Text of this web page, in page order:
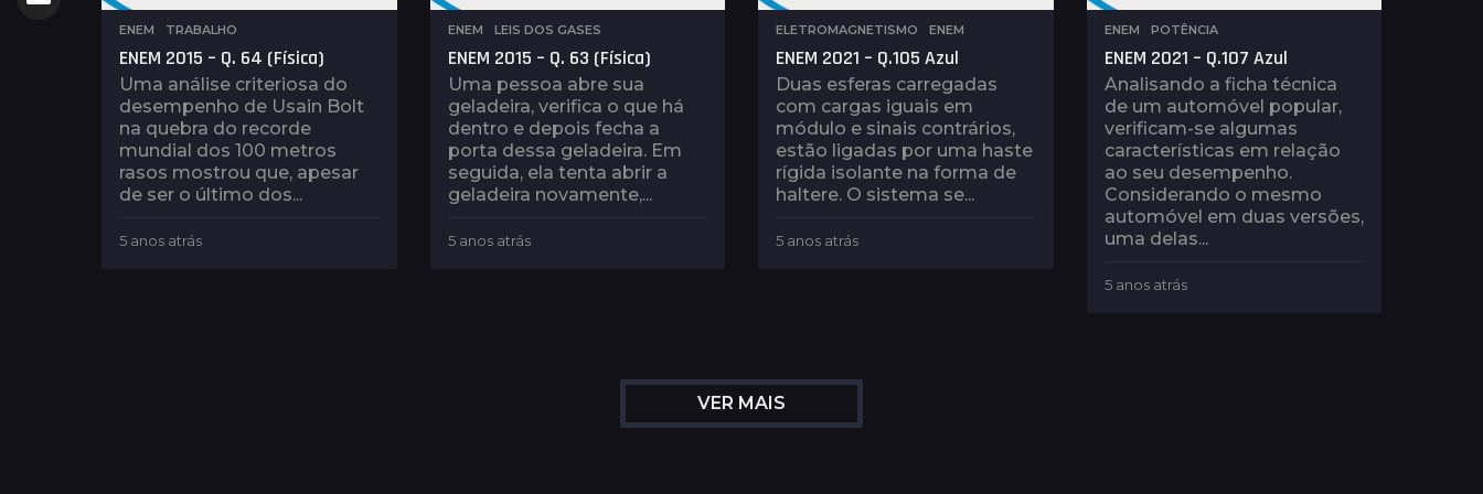
ENEM ,TRABALHO
ENEM 2015 – Q. 64 (Física)
Uma análise criteriosa do
desempenho de Usain Bolt
na quebra do recorde
mundial dos 100 metros
rasos mostrou que, apesar
de ser o último dos...
5 anos atrás
ENEM ,LEIS DOS GASES
ENEM 2015 – Q. 63 (Física)
Uma pessoa abre sua
geladeira, verifica o que há
dentro e depois fecha a
porta dessa geladeira. Em
seguida, ela tenta abrir a
geladeira novamente,...
5 anos atrás1
ELETROMAGNETISMO ,ENEM
ENEM 2021 – Q.105 Azul
Duas esferas carregadas
com cargas iguais em
módulo e sinais contrários,
estão ligadas por uma haste
rígida isolante na forma de
haltere. O sistema se...
5 anos atrás
s
ENEM ,POTÊNCIA
ENEM 2021 – Q.107 Azul
Analisando a ficha técnica
de um automóvel popular,
verificam-se algumas
características em relação
ao seu desempenho.
Considerando o mesmo
automóvel em duas versões,
uma delas...
5 anos atrás5
VER MAIS